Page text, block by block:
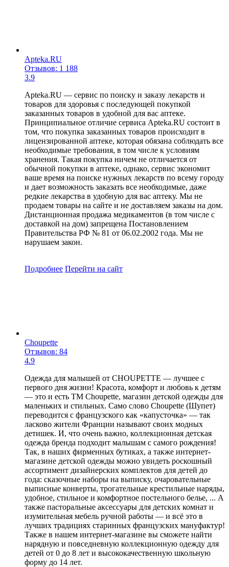
Apteka.RU
Отзывов: 1 188
3.9
Apteka.RU — сервис по поиску и заказу лекарств и
товаров для здоровья с последующей покупкой
заказанных товаров в удобной для вас аптеке.
Принципиальное отличие сервиса Apteka.RU состоит в
том, что покупка заказанных товаров происходит в
лицензированной аптеке, которая обязана соблюдать все
необходимые требования, в том числе к условиям
хранения. Такая покупка ничем не отличается от
обычной покупки в аптеке, однако, сервис экономит
ваше время на поиске нужных лекарств по всему городу
и дает возможность заказать все необходимые, даже
редкие лекарства в удобную для вас аптеку. Мы не
продаем товары на сайте и не доставляем заказы на дом.
Дистанционная продажа медикаментов (в том числе с
доставкой на дом) запрещена Постановлением
Правительства РФ № 81 от 06.02.2002 года. Мы не
нарушаем закон.
Подробнее Перейти на сайт
Choupette
Отзывов: 84
4.9
Одежда для малышей от CHOUPETTE — лучшее с
первого дня жизни! Красота, комфорт и любовь к детям
— это и есть ТМ Choupette, магазин детской одежды для
маленьких и стильных. Само слово Choupette (Шупет)
переводится с французского как «капусточка» — так
ласково жители Франции называют своих модных
детишек. И, что очень важно, коллекционная детская
одежда бренда подходит малышам с самого рождения!
Так, в наших фирменных бутиках, а также интернет-
магазине детской одежды можно увидеть роскошный
ассортимент дизайнерских комплектов для детей до
года: сказочные наборы на выписку, очаровательные
выписные конверты, трогательные крестильные наряды,
удобное, стильное и комфортное постельного белье, ... А
также пасторальные аксессуары для детских комнат и
изумительная мебель ручной работы — и всё это в
лучших традициях старинных французских мануфактур!
Также в нашем интернет-магазине вы сможете найти
нарядную и повседневную коллекционную одежду для
детей от 0 до 8 лет и высококачественную школьную
форму до 14 лет.